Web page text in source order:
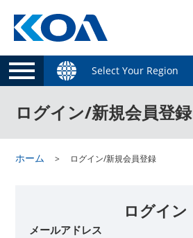
Select Your Region
ログイン/新規会員登録
ホーム ログイン/新規会員登録
ログイン
メールアドレス